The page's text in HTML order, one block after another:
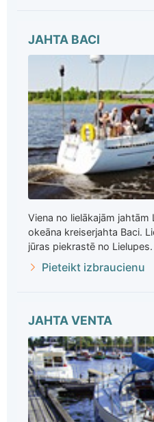
JAHTA BACI
Viena no lielākajām
okeāna kreiserjahta Baci.
jūras piekrastē no
Pieteikt izbraucienu
JAHTA VENTA